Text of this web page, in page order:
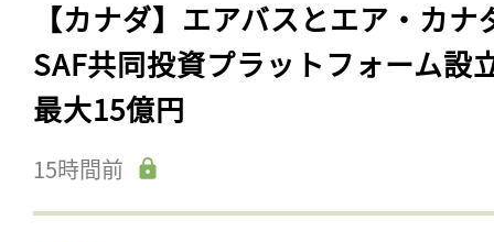
【カナダ】エアバスとエア・カナ
SAF共同投資プラットフォーム設
最大15億円
15時間前